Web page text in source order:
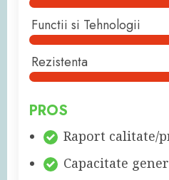
Functii si Tehnologii
Rezistenta
PROS
Raport calitate/
Capacitate